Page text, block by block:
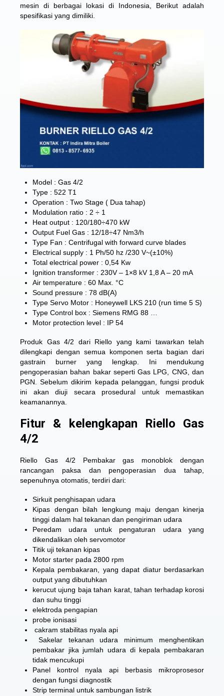
mesin di berbagai lokasi di Indonesia, Berikut adalah
spesifikasi yang dimiliki.
Model : Gas 4/2
Type : 522 T1
Operation : Two Stage ( Dua tahap)
Modulation ratio : 2 ÷ 1
Heat output : 120/180÷470 kW
Output Fuel Gas : 12/18÷47 Nm3/h
Type Fan : Centrifugal with forward curve blades
Electrical supply : 1 Ph/50 hz /230 V~(±10%)
Total electrical power : 0,54 Kw
Ignition transformer : 230V – 1×8 kV 1,8 A – 20 mA
Air temperature : 60 Max. °C
Sound pressure : 78 dB(A)
Type Servo Motor : Honeywell LKS 210 (run time 5 S)
Type Control box : Siemens RMG 88 …
Motor protection level : IP 54
Produk Gas 4/2 dari Riello yang kami tawarkan telah
dilengkapi dengan semua komponen serta bagian dari
gastrain burner yang lengkap. Ini mendukung
pengoperasian bahan bakar seperti Gas LPG, CNG, dan
PGN. Sebelum dikirim kepada pelanggan, fungsi produk
ini akan diuji secara prosedural untuk memastikan
keamanannya.
Fitur & kelengkapan Riello Gas
4/2
Riello Gas 4/2 Pembakar gas monoblok dengan
rancangan paksa dan pengoperasian dua tahap,
sepenuhnya otomatis, terdiri dari:
Sirkuit penghisapan udara
Kipas dengan bilah lengkung maju dengan kinerja
tinggi dalam hal tekanan dan pengiriman udara
Peredam udara untuk pengaturan udara yang
dikendalikan oleh servomotor
Titik uji tekanan kipas
Motor starter pada 2800 rpm
Kepala pembakaran, yang dapat diatur berdasarkan
output yang dibutuhkan
kerucut ujung baja tahan karat, tahan terhadap korosi
dan suhu tinggi
elektroda pengapian
probe ionisasi
cakram stabilitas nyala api
Sakelar tekanan udara minimum menghentikan
pembakar jika jumlah udara di kepala pembakaran
tidak mencukupi
Panel kontrol nyala api berbasis mikroprosesor
dengan fungsi diagnostik
Strip terminal untuk sambungan listrik